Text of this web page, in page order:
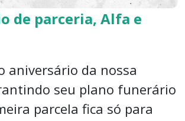
de parceria, Alfa e
aniversário da nossa
seu plano funerário
parcela fica só para